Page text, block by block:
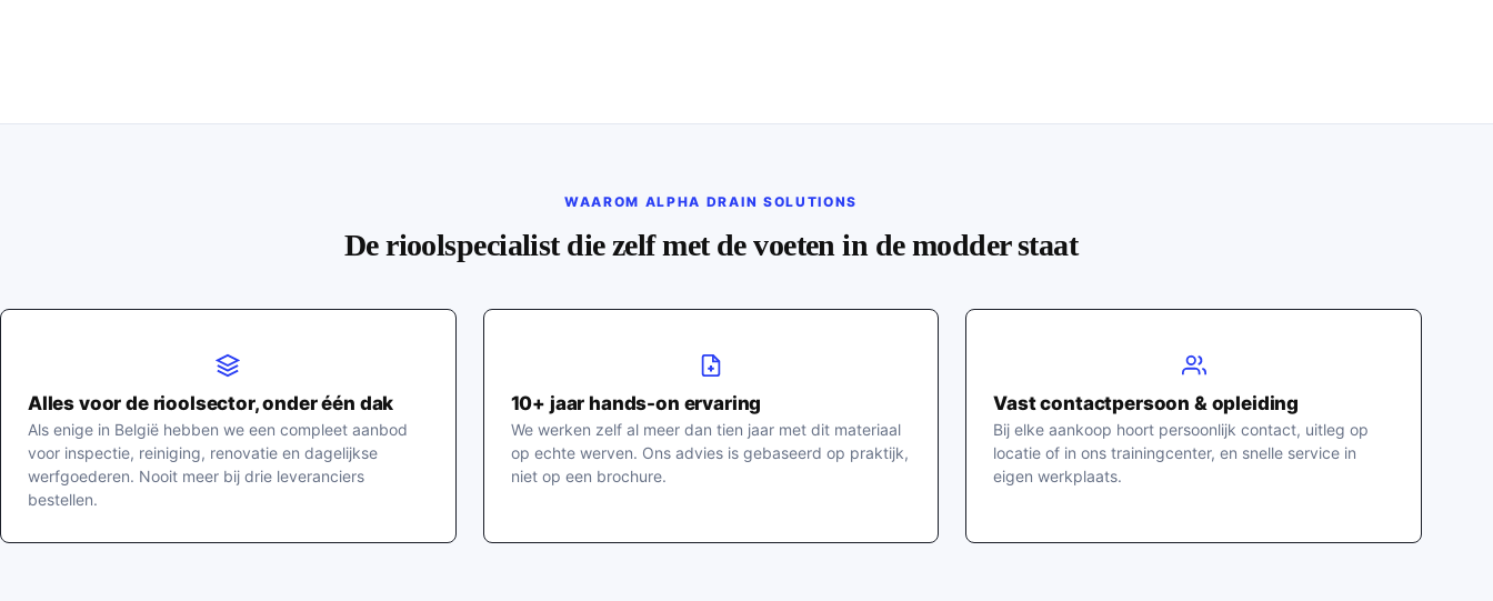
WAAROM ALPHA DRAIN SOLUTIONS
De rioolspecialist die zelf met de voeten in de modder staat
Alles voor de rioolsector, onder één dak
Als enige in België hebben we een compleet aanbod
voor inspectie, reiniging, renovatie en dagelijkse
werfgoederen. Nooit meer bij drie leveranciers
bestellen.
10+ jaar hands-on ervaring
We werken zelf al meer dan tien jaar met dit materiaal
op echte werven. Ons advies is gebaseerd op praktijk,
niet op een brochure.
Vast contactpersoon & opleiding
Bij elke aankoop hoort persoonlijk contact, uitleg op
locatie of in ons trainingcenter, en snelle service in
eigen werkplaats.